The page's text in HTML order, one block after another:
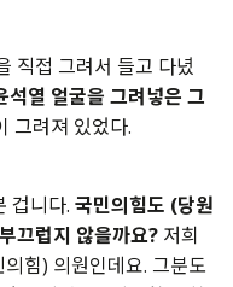
직접 그려서 들고 다녔
열 얼굴을 그려넣은 그
그려져 있었다.
겁니다. 국민의힘도 (당원
끄럽지 않을까요? 저희
힘) 의원인데요. 그분도